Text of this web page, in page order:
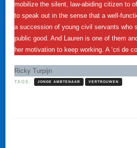
mobilize the silent, law-abiding citizen to
to speak out in the sense that a well-
a succession of young civil servants who
public good. And Lauren is one of them
her motivation to keep working. A ‘cri de
Ricky Turpijn
TAGS: JONGE AMBTENAAR VERTROUWEN